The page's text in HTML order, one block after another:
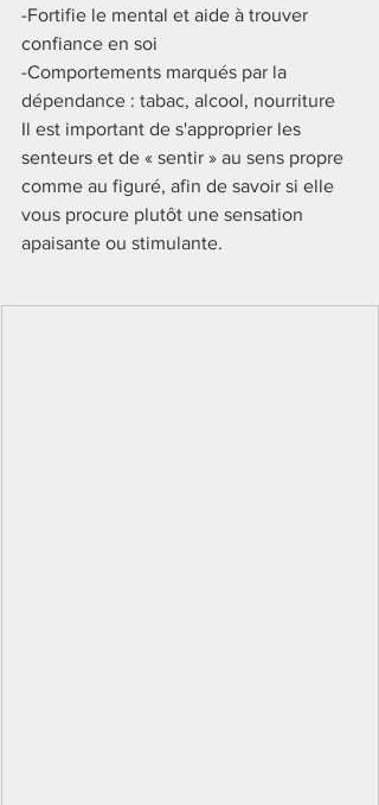
-Fortifie le mental et aide à trouver
confiance en soi
-Comportements marqués par la
dépendance : tabac, alcool, nourriture
Il est important de s'approprier les
senteurs et de « sentir » au sens propre
comme au figuré, afin de savoir si elle
vous procure plutôt une sensation
apaisante ou stimulante.